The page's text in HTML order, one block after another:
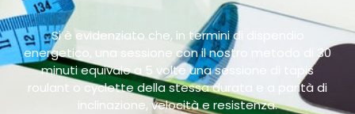
Si è evidenziato che, in termini di dispendio
energetico, una sessione con il nostro metodo di 30
minuti equivale a 5 volte una sessione di tapis
roulant o cyclette della stessa durata e a parità di
inclinazione, velocità e resistenza.